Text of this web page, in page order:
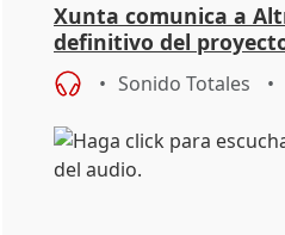
Xunta comunica a
definitivo del
Rei al verlo "inviable"
Sonido Totales